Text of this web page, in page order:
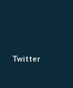
Twitter